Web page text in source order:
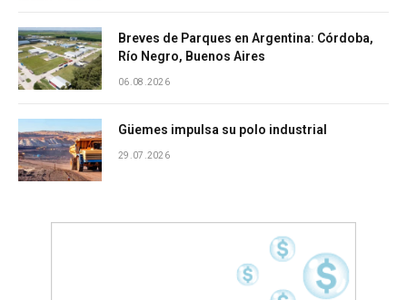
Breves de Parques en Argentina: Córdoba,
Río Negro, Buenos Aires
06.08.2026
Güemes impulsa su polo industrial
29.07.2026